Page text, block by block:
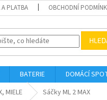
PLATBA OBCHODNÍ
BATERIE DOMÁCÍ
MIELE Sáčky ML 2 MAX